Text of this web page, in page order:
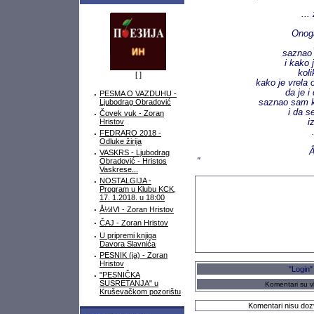
[ ]
· PESMA O VAZDUHU -
Ljubodrag Obradović
· Čovek vuk - Zoran
Hristov
· FEDRARO 2018 -
Odluke žirija
· VASKRS - Ljubodrag
Obradović - Hristos
Vaskrese...
· NOSTALGIJA -
Program u Klubu KCK,
17. 1.2018. u 18:00
· Å½IVI - Zoran Hristov
· ČAJ - Zoran Hristov
· U pripremi knjiga
Davora Slavnića
· PESNIK (ja) - Zoran
Hristov
· "PESNIČKA
SUSRETANJA" u
Kruševačkom pozorištu
...
i kako
kako je vrela
da je i
saznao sam
i da
"
Komentari su
Komentari nisu